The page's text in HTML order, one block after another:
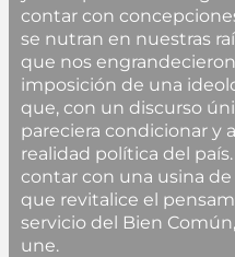
contar con
se nutran en nuestras
que nos
imposición de una
que, con un discurso
pareciera condicionar y
realidad política del
contar con una usina de
que revitalice el
servicio del Bien
une.